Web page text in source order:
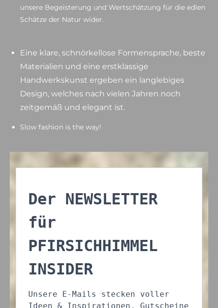
unsere Begeisterung und Wertschätzung für die edlen
Schätze der Natur wider.
Eine klare, schnörkellose Formensprache, beste
Materialien und eine erstklassige
Handwerkskunst ergeben ein langlebiges
Design, welches nach vielen Jahren noch
zeitgemäß und elegant ist.
Slow fashion is the way!
Der NEWSLETTER
für
PFIRSICHHIMMEL
INSIDER
Unsere E-Mails stecken voller
Ideen & Inspirationen, Gutscheine